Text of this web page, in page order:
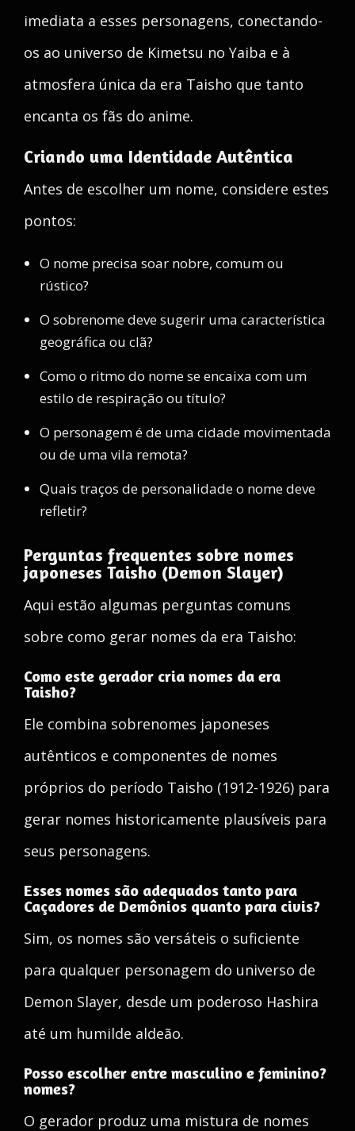
imediata a esses personagens, conectando-
os ao universo de Kimetsu no Yaiba e à
atmosfera única da era Taisho que tanto
encanta os fãs do anime.
Criando uma Identidade Autêntica
Antes de escolher um nome, considere estes
pontos:
O nome precisa soar nobre, comum ou
rústico?
O sobrenome deve sugerir uma característica
geográfica ou clã?
Como o ritmo do nome se encaixa com um
estilo de respiração ou título?
O personagem é de uma cidade movimentada
ou de uma vila remota?
Quais traços de personalidade o nome deve
refletir?
Perguntas frequentes sobre nomes
japoneses Taisho (Demon Slayer)
Aqui estão algumas perguntas comuns
sobre como gerar nomes da era Taisho:
Como este gerador cria nomes da era
Taisho?
Ele combina sobrenomes japoneses
autênticos e componentes de nomes
próprios do período Taisho (1912-1926) para
gerar nomes historicamente plausíveis para
seus personagens.
Esses nomes são adequados tanto para
Caçadores de Demônios quanto para civis?
Sim, os nomes são versáteis o suficiente
para qualquer personagem do universo de
Demon Slayer, desde um poderoso Hashira
até um humilde aldeão.
Posso escolher entre masculino e feminino?
nomes?
O gerador produz uma mistura de nomes